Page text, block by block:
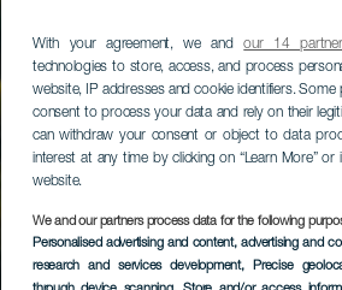
With your agreement, we andour 14
technologies to store, access, and process
website, IP addresses and cookie identifiers.
consent to process your data and rely on their
can withdraw your consent or object to data
interest at any time by clicking on “Learn More”
website.
We and our partners process data for the following
Personalised advertising and content, advertising and
research and services development, Precise